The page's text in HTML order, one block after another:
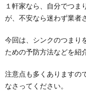
１軒家なら、自分でつま
が、不安なら迷わず業者
今回は、シンクのつまり
ための予防方法などを紹
注意点も多くありますの
なさってください。